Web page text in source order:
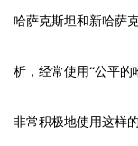
哈萨克斯坦和新哈萨
析，经常使用“公平的
非常积极地使用这样